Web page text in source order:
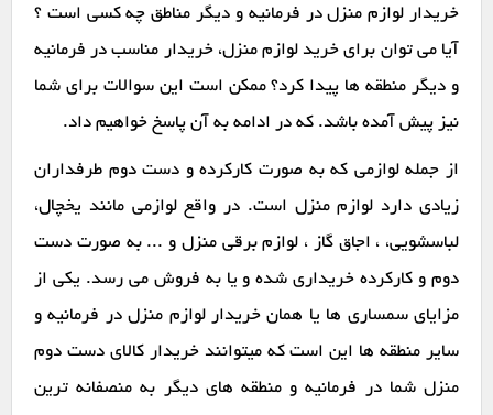
خریدار لوازم منزل در فرمانیه و دیگر مناطق چه کسی است ؟
آیا می توان برای خرید لوازم منزل، خریدار مناسب در فرمانیه
و دیگر منطقه ها پیدا کرد؟ ممکن است این سوالات برای شما
نیز پیش آمده باشد. که در ادامه به آن پاسخ خواهیم داد.
از جمله لوازمی که به صورت کارکرده و دست دوم طرفداران
زیادی دارد لوازم منزل است. در واقع لوازمی مانند یخچال،
لباسشویی، ، اجاق گاز ، لوازم برقی منزل و ... به صورت دست
دوم و کارکرده خریداری شده و یا به فروش می رسد. یکی از
مزایای سمساری ها یا همان خریدار لوازم منزل در فرمانیه و
سایر منطقه ها این است که میتوانند خریدار کالای دست دوم
منزل شما در فرمانیه و منطقه های دیگر به منصفانه ترین